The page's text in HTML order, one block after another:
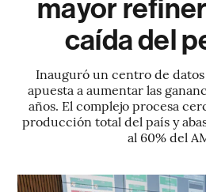
mayor
caída del
Inauguró un centro de
apuesta a aumentar las
años. El complejo procesa
producción total del país y
al 60% del